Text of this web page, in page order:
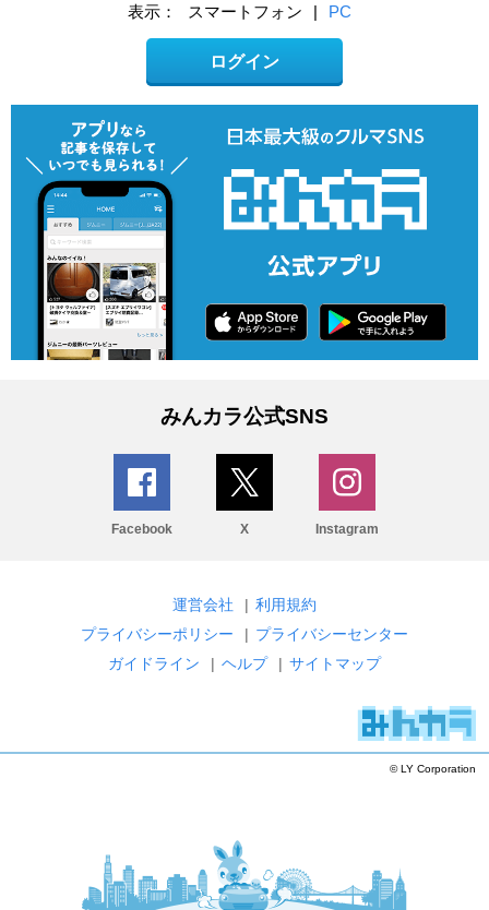
表示： スマートフォン | PC
ログイン
みんカラ公式SNS
Facebook X Instagram
運営会社 | 利用規約
プライバシーポリシー
| プライバシーセンター
ガイドライン
| ヘルプ | サイトマップ
© LY Corporation